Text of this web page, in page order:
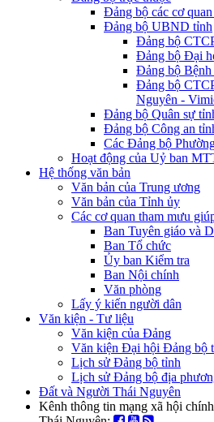
Đảng bộ các cơ
Đảng bộ UBND tỉnh
Đảng bộ
Đảng bộ Đại
Đảng bộ
Đảng bộ
Nguyên -
Đảng bộ Quân sự
Đảng bộ Công an
Các Đảng bộ
Hoạt động của Uỷ ban
Hệ thống văn bản
Văn bản của Trung ương
Văn bản của Tỉnh ủy
Các cơ quan tham mưu
Ban Tuyên giáo và
Ban Tổ chức
Ủy ban Kiểm tra
Ban Nội chính
Văn phòng
Lấy ý kiến người dân
Văn kiện - Tư liệu
Văn kiện của Đảng
Văn kiện Đại hội Đảng bộ
Lịch sử Đảng bộ tỉnh
Lịch sử Đảng bộ địa
Đất và Người Thái Nguyên
Kênh thông tin mạng xã hội